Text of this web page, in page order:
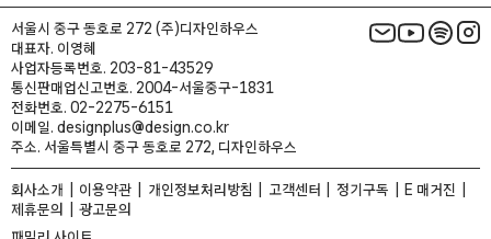
서울시 중구 동호로 272 (주)디자인하우스
대표자. 이영혜
사업자등록번호. 203-81-43529
통신판매업신고번호. 2004-서울중구-1831
전화번호. 02-2275-6151
이메일. designplus@design.co.kr
주소. 서울특별시 중구 동호로 272, 디자인하우스
회사소개 이용약관 개인정보처리방침 고객센터 정기구독
E 매거진
제휴문의
광고문의